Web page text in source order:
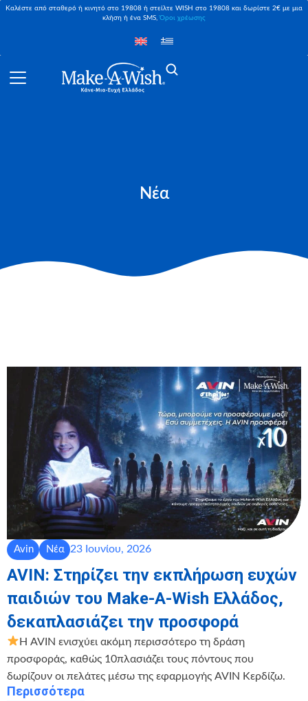
Καλέστε από σταθερό ή κινητό στο 19808 ή στείλτε WISH στο 19808 και δωρίστε 2€ με μια
κλήση ή ένα SMS,Όροι χρέωσης
Νέα
Avin Νέα 23 Ιουνίου, 2026
AVIN: Στηρίζει την εκπλήρωση ευχών
παιδιών του Make-A-Wish Ελλάδος,
δεκαπλασιάζει την προσφορά
Η AVIN ενισχύει ακόμη περισσότερο τη δράση
προσφοράς, καθώς 10πλασιάζει τους πόντους που
δωρίζουν οι πελάτες μέσω της εφαρμογής AVIN Κερδίζω.
Περισσότερα